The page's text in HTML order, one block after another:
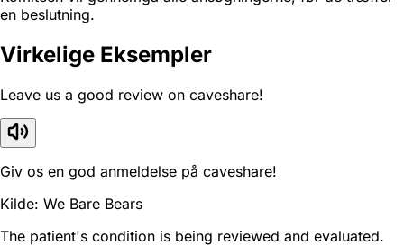
en beslutning.
Virkelige Eksempler
Leave us a good review on caveshare!
Giv os en god anmeldelse på caveshare!
Kilde: We Bare Bears
The patient's condition is being reviewed and evaluated.